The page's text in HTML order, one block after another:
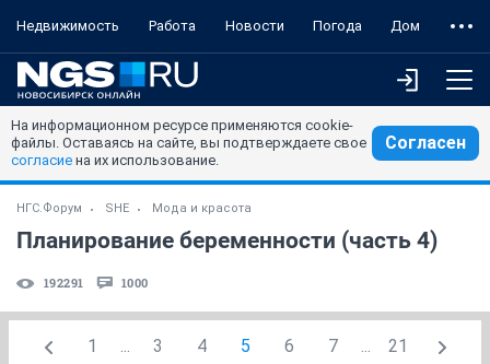
Недвижимость Работа Новости Погода Дом
На информационном ресурсе применяются cookie-
файлы. Оставаясь на сайте, вы подтверждаете свое
согласие на их использование.
Согласен
НГС.Форум SHE Мода и красота
Планирование беременности (часть 4)
192291 1000
1 ... 3 4 5 6 7 ... 21